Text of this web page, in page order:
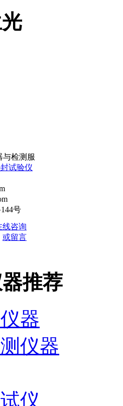
与检测服
试验仪
号
推荐
器
仪器
仪